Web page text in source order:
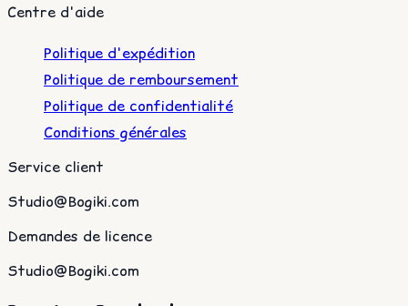
Centre d'aide
Politique d'expédition
Politique de remboursement
Politique de confidentialité
Conditions générales
Service client
Studio@Bogiki.com
Demandes de licence
Studio@Bogiki.com